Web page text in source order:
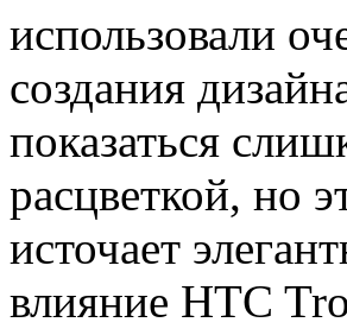
использовали
создания
показаться
расцветкой, но
источает
влияние HTC